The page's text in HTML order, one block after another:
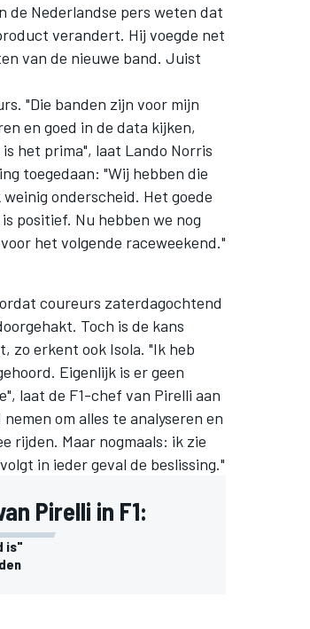
de Nederlandse pers weten dat
verandert. Hij voegde net
van de nieuwe band. Juist
"Die banden zijn voor mijn
en goed in de data kijken,
het prima", laat Lando Norris
toegedaan: "Wij hebben die
onderscheid. Het goede
positief. Nu hebben we nog
het volgende raceweekend."
coureurs zaterdagochtend
Toch is de kans
zo erkent ook Isola. "Ik heb
Eigenlijk is er geen
laat de F1-chef van Pirelli aan
om alles te analyseren en
rijden. Maar nogmaals: ik zie
in ieder geval de beslissing."
Pirelli in F1:
is"